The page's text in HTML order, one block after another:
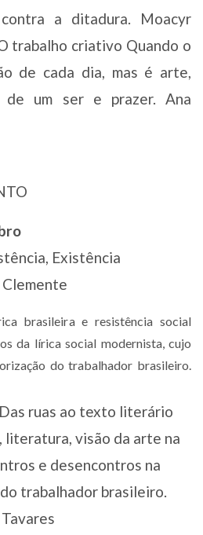
a ditadura. Moacyr
trabalho criativo Quando o
de cada dia, mas é arte,
de um ser e prazer. Ana
Existência
brasileira e resistência social
da lírica social modernista, cujo
do trabalhador brasileiro.
ruas ao texto literário
visão da arte na
e desencontros na
trabalhador brasileiro.